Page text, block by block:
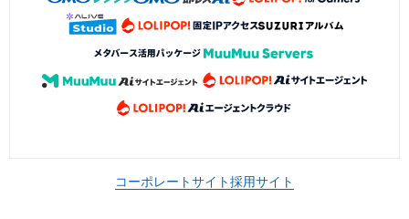
コーポレートサイト採用サイト